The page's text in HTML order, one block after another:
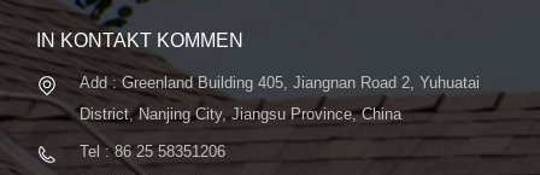
IN KONTAKT KOMMEN
Add : Greenland Building 405, Jiangnan Road 2, Yuhuatai
District, Nanjing City, Jiangsu Province, China
Tel : 86 25 58351206